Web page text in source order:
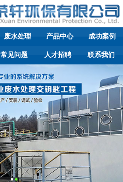
废水处理 产品中心 成功案例
常见问题 人才招聘 联系我们